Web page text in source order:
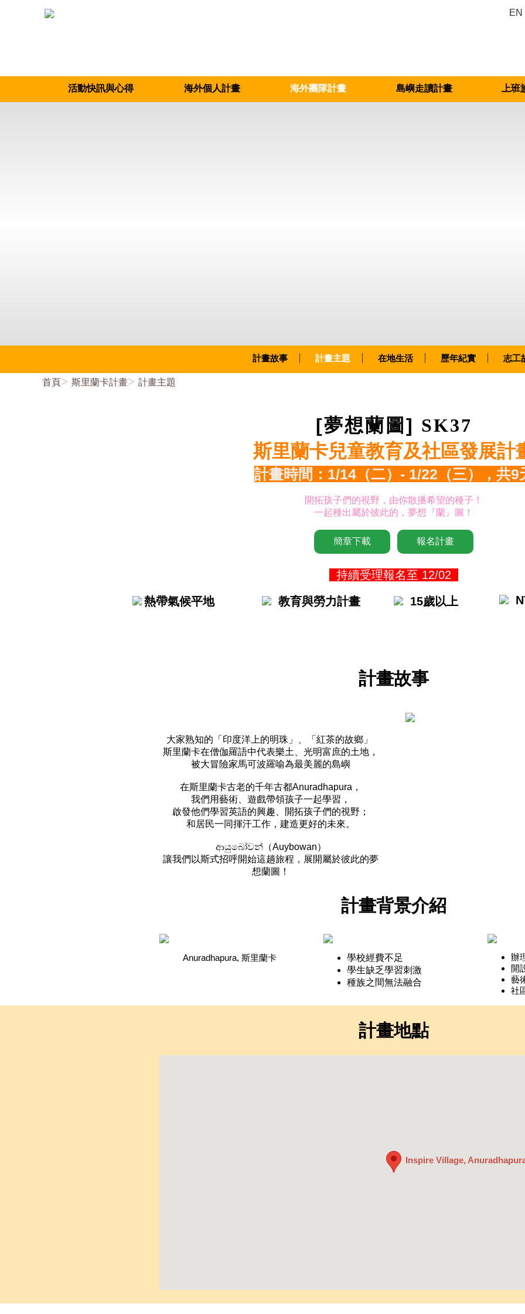
EN
活動快訊與心得 海外個人計畫 海外團隊計畫 島嶼走讀計畫 上班
首頁 斯里蘭卡計畫 計畫主題
計畫故事 計畫主題 在地生活 歷年紀實 志工
[夢想蘭 圖] SK37
斯里蘭卡兒童教育及社區發展計
計畫時間：1/14（二）- 1/22（三），共9
開拓孩子們的視野，由你散播希望的種子！
一起種出屬於彼此的，夢想『蘭』圖！
簡章下載 報名計畫
持續受理報名至 12/02
熱帶氣候平地 教育與勞力計畫 15歲以上
計畫故事
大家熟知的「印度洋上的明珠」、「紅茶的故鄉」
斯里蘭卡在僧伽羅語中代表樂土、光明富庶的土地，
被大冒險家馬可波羅喻為最美麗的島嶼
在斯里蘭卡古老的千年古都Anuradhapura，
我們用藝術、遊戲帶領孩子一起學習，
啟發他們學習英語的興趣、開拓孩子們的視野；
和居民一同揮汗工作，建造更好的未來。
ආයුබෝවන්（Auybowan）
讓我們以斯式招呼開始這趟旅程，展開屬於彼此的夢
想蘭圖！
計畫背景介紹
Anuradhapura, 斯里蘭卡
學校經費不足
學生缺乏學習刺激
種族之間無法融合
辦
開
藝
社
計畫地點
Inspire Village,